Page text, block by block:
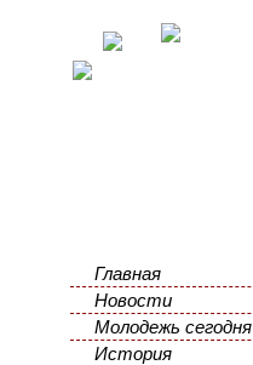
Главная
Новости
Молодежь сегодня
История